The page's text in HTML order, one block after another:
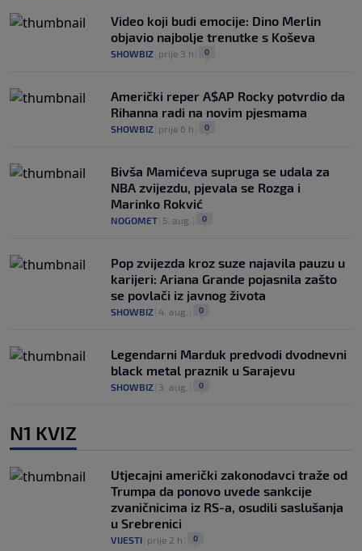
Video koji budi emocije: Dino Merlin
objavio najbolje trenutke s Koševa
SHOWBIZ prije 3 h 0
Američki reper A$AP Rocky potvrdio da
Rihanna radi na novim pjesmama
SHOWBIZ prije 6 h 0
Bivša Mamićeva supruga se udala za
NBA zvijezdu, pjevala se Rozga i
Marinko Rokvić
NOGOMET 5. aug. 0
Pop zvijezda kroz suze najavila pauzu u
karijeri: Ariana Grande pojasnila zašto
se povlači iz javnog života
SHOWBIZ 4. aug. 0
Legendarni Marduk predvodi dvodnevni
black metal praznik u Sarajevu
SHOWBIZ 3. aug. 0
N1 KVIZ
Utjecajni američki zakonodavci traže od
Trumpa da ponovo uvede sankcije
zvaničnicima iz RS-a, osudili saslušanja
u Srebrenici
VIJESTI prije 2 h 0